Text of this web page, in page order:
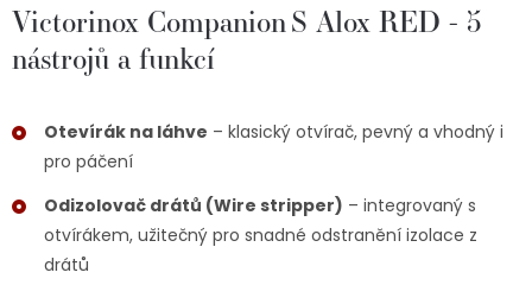
Victorinox Companion S Alox RED - 5
nástrojů a funkcí
Otevírák na láhve – klasický otvírač, pevný a vhodný i
pro páčení
Odizolovač drátů (Wire stripper) – integrovaný s
otvírákem, užitečný pro snadné odstranění izolace z
drátů